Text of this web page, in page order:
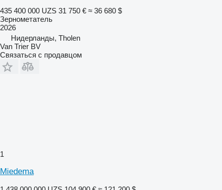
435 400 000 UZS 31 750 € ≈ 36 680 $
Зернометатель
2026
Нидерланды, Tholen
Van Trier BV
Связаться с продавцом
1
Miedema